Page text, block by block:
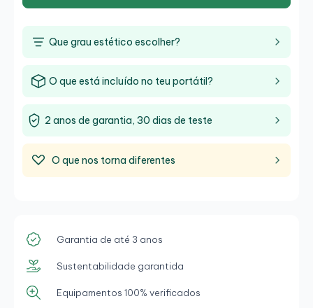
ambiente de trabalho moderno. O
equipamento fiável que combine desempenho
Que grau estético escolher?
O que está incluído no teu portátil?
2 anos de garantia, 30 dias de teste
O que nos torna diferentes
Garantia de até 3 anos
Sustentabilidade garantida
Equipamentos 100% verificados